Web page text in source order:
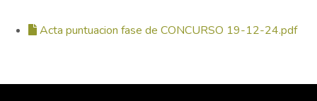
Acta puntuacion fase de CONCURSO 19-12-24.pdf